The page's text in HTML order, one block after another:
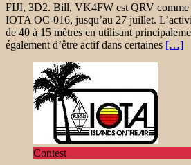
FIJI, 3D2. Bill, VK4FW est QRV
IOTA OC-016, jusqu’au 27 juillet.
de 40 à 15 mètres en utilisant
également d’être actif dans certaines […]
Contest